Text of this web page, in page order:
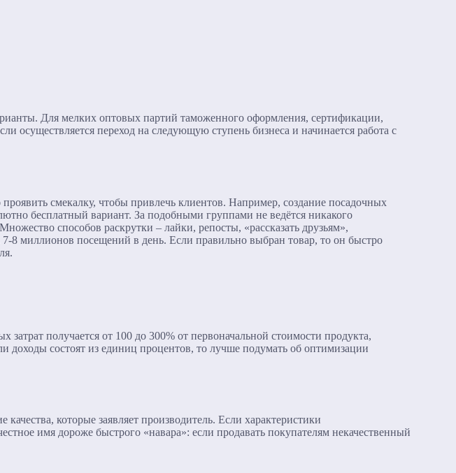
Для мелких оптовых партий таможенного оформления, сертификации,
осуществляется переход на следующую ступень бизнеса и начинается работа с
смекалку, чтобы привлечь клиентов. Например, создание посадочных
бесплатный вариант. За подобными группами не ведётся никакого
способов раскрутки – лайки, репосты, «рассказать друзьям»,
8 миллионов посещений в день. Если правильно выбран товар, то он быстро
получается от 100 до 300% от первоначальной стоимости продукта,
состоят из единиц процентов, то лучше подумать об оптимизации
которые заявляет производитель. Если характеристики
имя дороже быстрого «навара»: если продавать покупателям некачественный